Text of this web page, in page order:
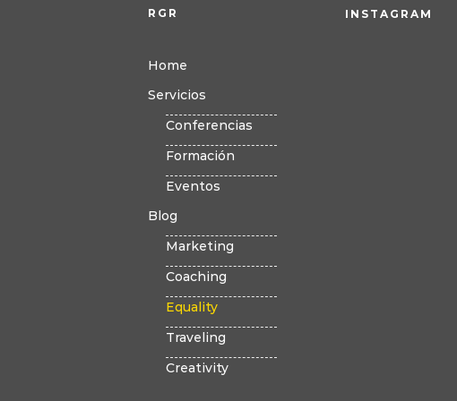
RGR
Home
Servicios
Conferencias
Formación
Eventos
Blog
Marketing
Coaching
Equality
Traveling
Creativity
INSTAGRAM